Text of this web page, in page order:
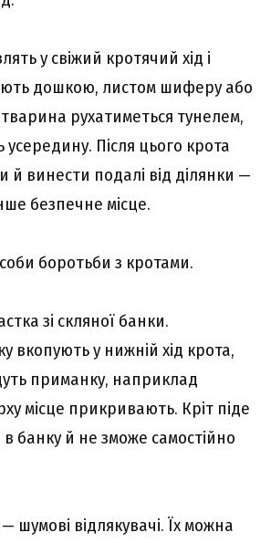
у свіжий кротячий хід і
дошкою, листом шиферу або
рухатиметься тунелем,
Після цього крота
й винести подалі від ділянки —
безпечне місце.
боротьби з кротами.
зі скляної банки.
вкопують у нижній хід крота,
приманку, наприклад
місце прикривають. Кріт піде
банку й не зможе самостійно
шумові відлякувачі. Їх можна